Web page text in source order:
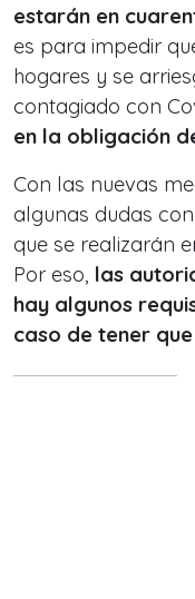
estarán en
es para impedir
hogares y se
contagiado con
en la obligación
Con las nuevas
algunas dudas
que se realizarán
Por eso, las
hay algunos
caso de tener